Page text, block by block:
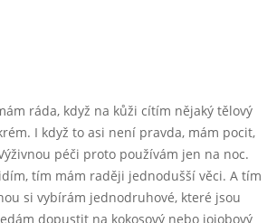
ráda, když na kůži cítím nějaký tělový
I když to asi není pravda, mám pocit,
péči proto používám jen na noc.
tím mám raději jednodušší věci. A tím
si vybírám jednodruhové, které jsou
dopustit na kokosový nebo jojobový